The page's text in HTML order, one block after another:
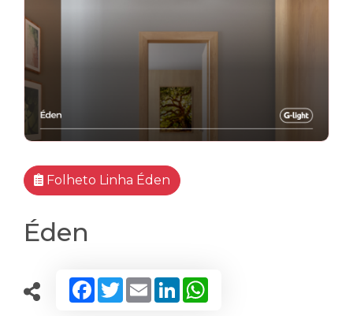
Folheto Linha Éden
Éden
Facebook
TwitterEmailLinkedIn